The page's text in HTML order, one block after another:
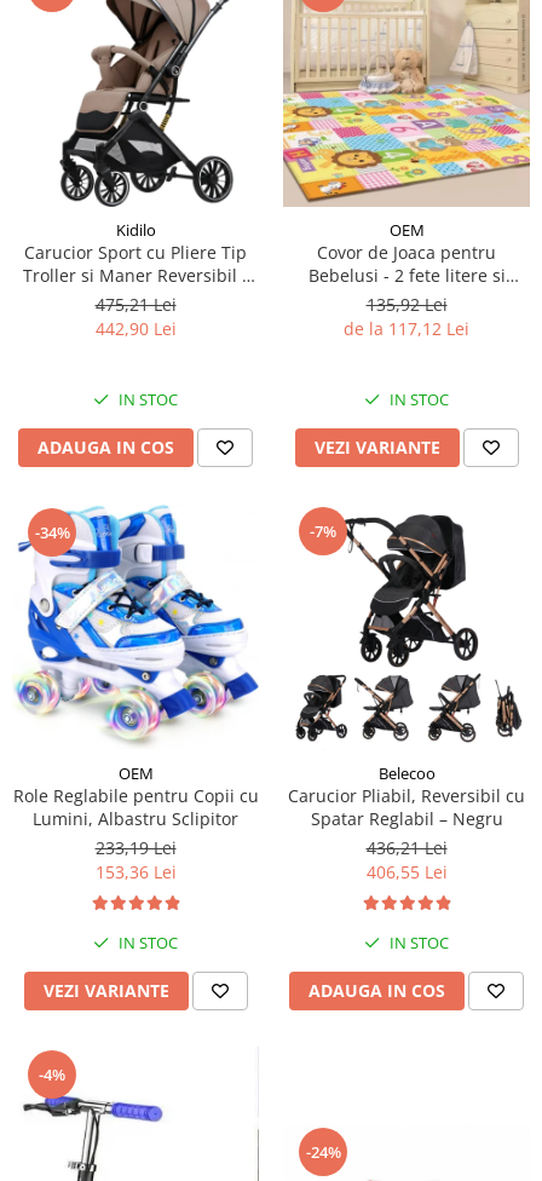
Kidilo
Carucior Sport cu Pliere Tip
Troller si Maner Reversibil -
Bej
475,21 Lei
442,90 Lei
IN STOC
ADAUGA IN COS
OEM
Covor de Joaca pentru
Bebelusi - 2 fete litere si
cifre/maimutici
135,92 Lei
de la 117,12 Lei
IN STOC
VEZI VARIANTE
-34%
OEM
Role Reglabile pentru Copii cu
Lumini, Albastru Sclipitor
233,19 Lei
153,36 Lei
IN STOC
VEZI VARIANTE
-7%
Belecoo
Carucior Pliabil, Reversibil cu
Spatar Reglabil – Negru
436,21 Lei
406,55 Lei
IN STOC
ADAUGA IN COS
-4%
-24%